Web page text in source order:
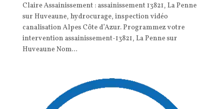
Claire Assainissement : assainissement 13821, La Penne
sur Huveaune, hydrocurage, inspection vidéo
canalisation Alpes Côte d’Azur. Programmez votre
intervention assainissement-13821, La Penne sur
Huveaune Nom...